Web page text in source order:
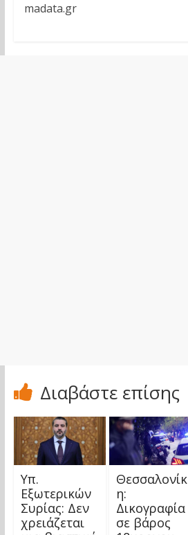
madata.gr
Διαβάστε επίσης
Υπ.
Εξωτερικών
Συρίας: Δεν
χρειάζεται
Θεσσαλονίκ
η:
Δικογραφία
σε βάρος